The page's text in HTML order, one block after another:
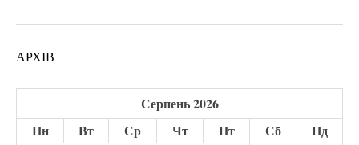
АРХІВ
Серпень 2026
Пн
Вт Ср Чт Пт Сб Нд